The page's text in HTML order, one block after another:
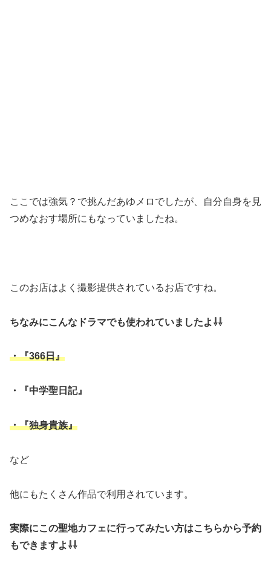
ここでは強気？で挑んだあゆメロでしたが、自分自身を見
つめなおす場所にもなっていましたね。
このお店はよく撮影提供されているお店ですね。
ちなみにこんなドラマでも使われていましたよ⇩⇩
・『366日』
・『中学聖日記』
・『独身貴族』
など
他にもたくさん作品で利用されています。
実際にこの聖地カフェに行ってみたい方はこちらから予約
もできますよ⇩⇩